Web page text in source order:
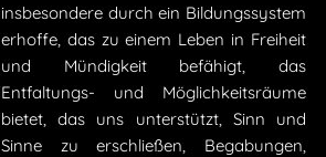
insbesondere durch ein Bildungssystem
erhoffe, das zu einem Leben in Freiheit
und Mündigkeit befähigt, das
Entfaltungs- und Möglichkeitsräume
bietet, das uns unterstützt, Sinn und
Sinne zu erschließen, Begabungen,